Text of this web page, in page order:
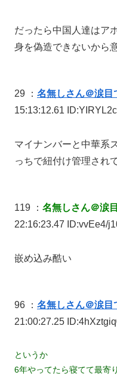
だったら中国人達はア
身を偽造できないから
29 ： 名無しさん＠涙目
15:13:12.61
マイナンバーと中華系
っちで紐付け管理され
119 ： 名無しさん＠涙
22:16:23.47 ID:vvEe4/
嵌め込み酷い
96 ： 名無しさん＠涙目
21:00:27.25
というか
6年やってたら寝てて最寄